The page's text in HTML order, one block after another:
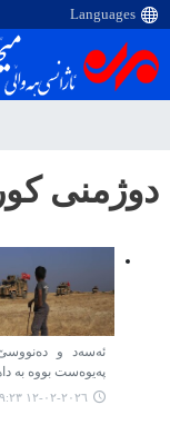
دوژمنی
ئەسەد و دەنووسێ:
پەیوەست بووە بە
٢٠٢٦-٠٢-١٢ ٠٩:٢٣